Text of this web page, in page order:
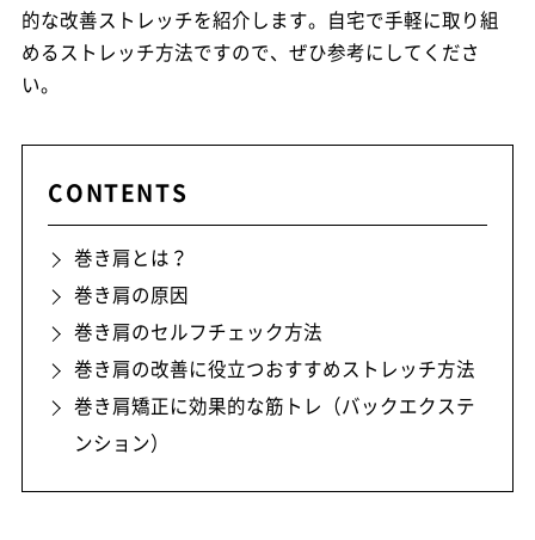
的な改善ストレッチを紹介します。自宅で手軽に取り組
めるストレッチ方法ですので、ぜひ参考にしてくださ
い。
CONTENTS
巻き肩とは？
巻き肩の原因
巻き肩のセルフチェック方法
巻き肩の改善に役立つおすすめストレッチ方法
巻き肩矯正に効果的な筋トレ（バックエクステ
ンション）